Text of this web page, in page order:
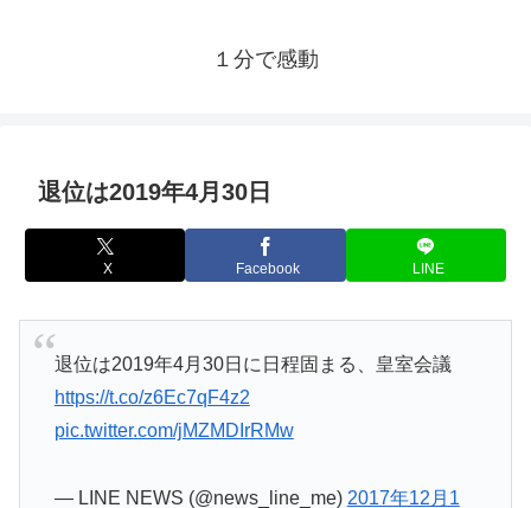
１分で感動
退位は2019年4月30日
X Facebook LINE
退位は2019年4月30日に日程固まる、皇室会議
https://t.co/z6Ec7qF4z2
pic.twitter.com/jMZMDIrRMw
— LINE NEWS (@news_line_me) 2017年12月1